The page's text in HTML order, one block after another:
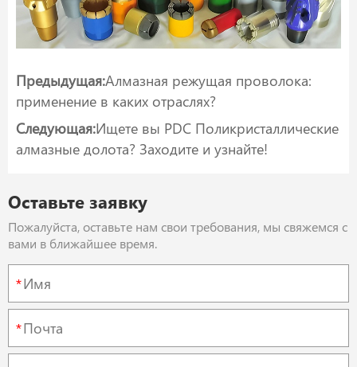
Предыдущая:Алмазная режущая проволока:
применение в каких отраслях?
Следующая:Ищете вы PDC Поликристаллические
алмазные долота? Заходите и узнайте!
Оставьте заявку
Пожалуйста, оставьте нам свои требования, мы свяжемся с
вами в ближайшее время.
*
*